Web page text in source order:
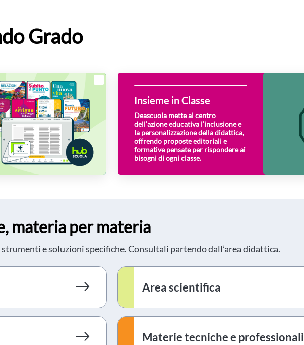
Grado
Insieme in Classe
Deascuola mette al centro
dell’azione educativa l’inclusione e
la personalizzazione della didattica,
offrendo proposte editoriali e
formative pensate per rispondere ai
bisogni di ogni classe.
materia per materia
e soluzioni specifiche. Consultali partendo dall’area didattica.
Area scientifica
Materie tecniche e professionali